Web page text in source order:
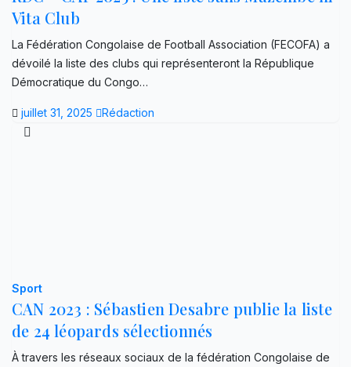
Vita Club
La Fédération Congolaise de Football Association (FECOFA) a
dévoilé la liste des clubs qui représenteront la République
Démocratique du Congo…
juillet 31, 2025 Rédaction
Sport
CAN 2023 : Sébastien Desabre publie la liste
de 24 léopards sélectionnés
À travers les réseaux sociaux de la fédération Congolaise de